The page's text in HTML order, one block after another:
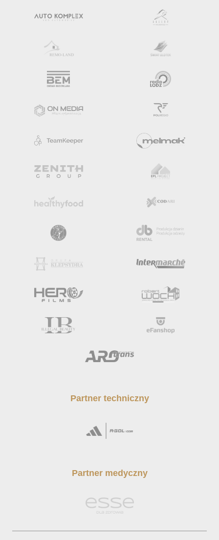
Partner techniczny
Partner medyczny